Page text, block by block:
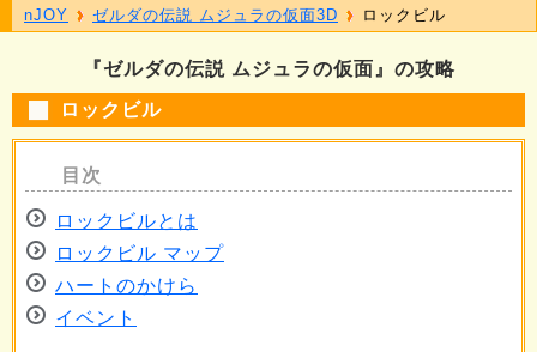
『ゼルダの伝説 ムジュラの仮面』の攻略
ロックビル
ロックビルとは
ロックビル マップ
ハートのかけら
イベント
nJOY ゼルダの伝説 ムジュラの仮面3D ロックビル